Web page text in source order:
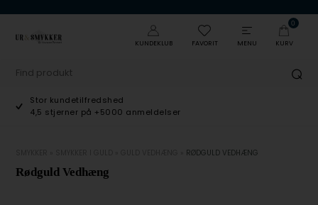
KUNDEKLUB FAVORIT MENU
0
KURV
Stor kundetilfredshed
4,5 stjerner på +5000 anmeldelser
RØDGULD VEDHÆNG
Rødguld Vedhæng